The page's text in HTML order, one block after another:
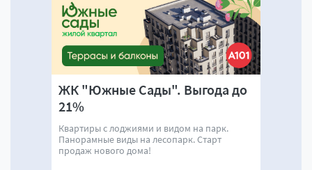
ЖК "Южные Сады". Выгода до
21%
Квартиры с лоджиями и видом на парк.
Панорамные виды на лесопарк. Старт
продаж нового дома!